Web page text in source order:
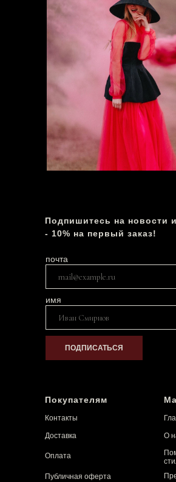
О
Подпишитесь на новости
- 10% на первый заказ!
Контакты
Доставка
Оплата
Публичная оферта
почта
имя
ПОДПИСАТЬСЯ
Покупателям